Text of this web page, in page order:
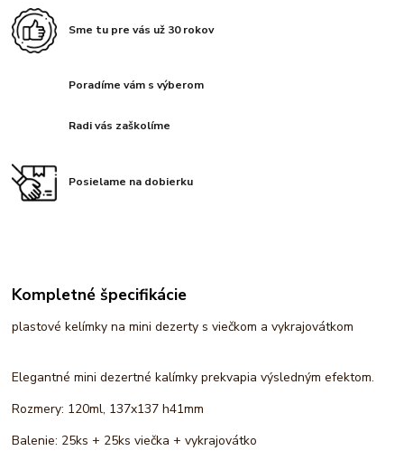
Sme tu pre vás už 30 rokov
Poradíme vám s výberom
Radi vás zaškolíme
Posielame na dobierku
Kompletné špecifikácie
plastové kelímky na mini dezerty s viečkom a vykrajovátkom
Elegantné mini dezertné kalímky prekvapia výsledným efektom.
Rozmery: 120ml, 137x137 h41mm
Balenie: 25ks + 25ks viečka + vykrajovátko